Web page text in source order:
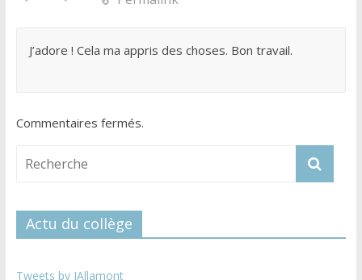
J’adore ! Cela ma appris des choses. Bon travail.
Commentaires fermés.
Actu du collège
Tweets by JAllamont